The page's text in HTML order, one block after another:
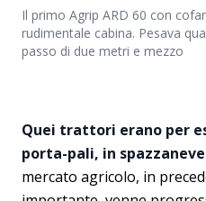
Il primo Agrip ARD 60 con
rudimentale cabina. Pesava
passo di due metri e mezzo
Quei trattori erano per
porta-pali, in
mercato agricolo, in